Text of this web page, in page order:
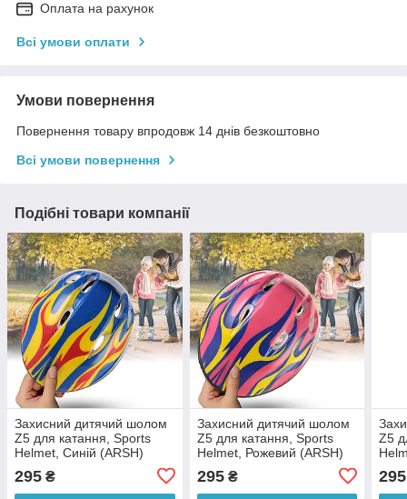
Оплата на рахунок
Всі умови оплати
Умови повернення
Повернення товару впродовж 14 днів безкоштовно
Всі умови повернення
Подібні товари компанії
Захисний дитячий шолом
Z5 для катання, Sports
Helmet, Синій (ARSH)
295 ₴
Захисний дитячий шолом
Z5 для катання, Sports
Helmet, Рожевий (ARSH)
295₴
Z5
295